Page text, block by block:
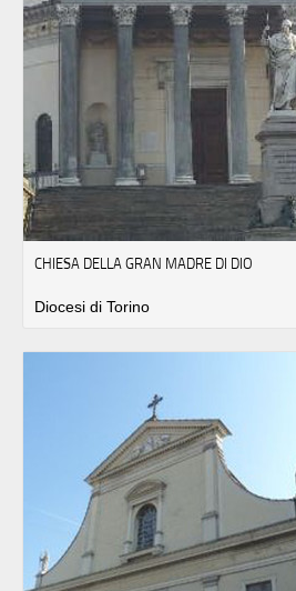
CHIESA DELLA GRAN MADRE DI DIO
Diocesi di Torino